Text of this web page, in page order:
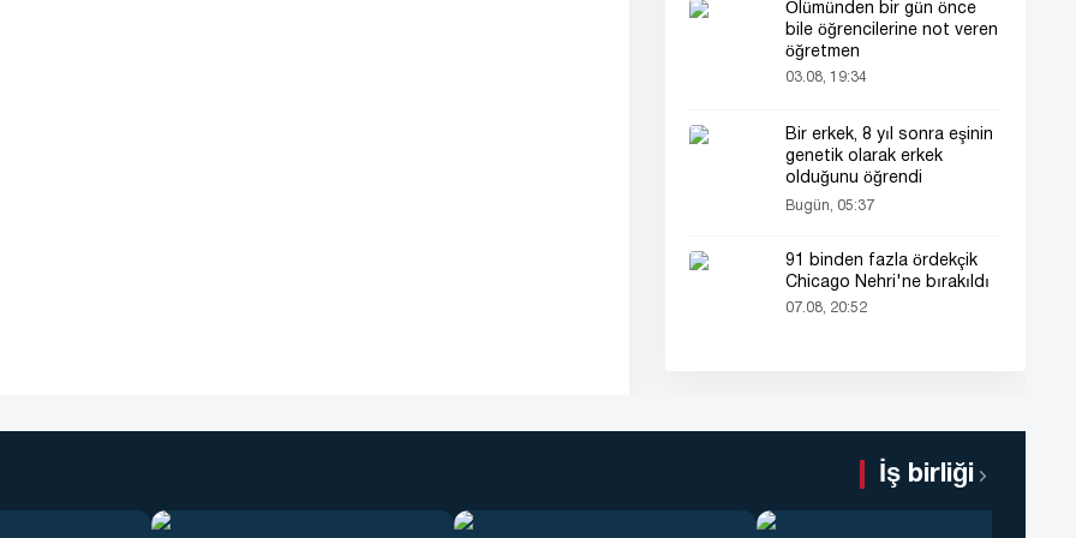
Ölümünden bir gün önce
bile öğrencilerine not veren
öğretmen
03.08, 19:34
Bir erkek, 8 yıl sonra eşinin
genetik olarak erkek
olduğunu öğrendi
Bugün, 05:37
91 binden fazla ördekçik
Chicago Nehri'ne bırakıldı
07.08, 20:52
İş birliği